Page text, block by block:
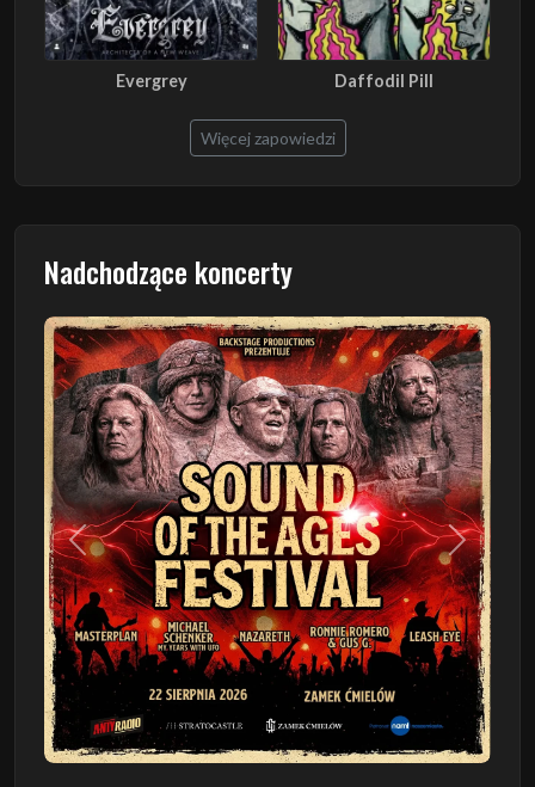
Evergrey Daffodil Pill
Więcej zapowiedzi
Nadchodzące koncerty
Poprzedni Następny